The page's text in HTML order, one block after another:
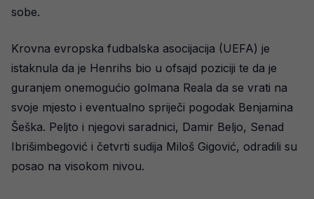
sobe.
Krovna evropska fudbalska asocijacija (UEFA) je
istaknula da je Henrihs bio u ofsajd poziciji te da je
guranjem onemogućio golmana Reala da se vrati na
svoje mjesto i eventualno spriječi pogodak Benjamina
Šeška. Peljto i njegovi saradnici, Damir Beljo, Senad
Ibrišimbegović i četvrti sudija Miloš Gigović, odradili su
posao na visokom nivou.